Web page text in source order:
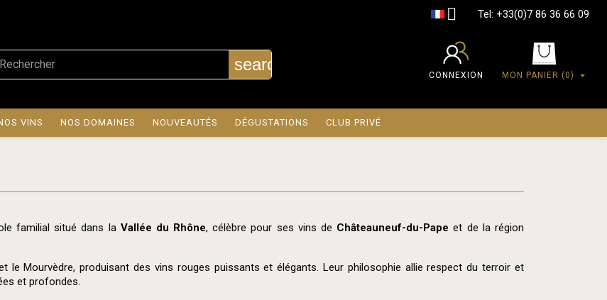
 Tel: +33(0)7 86 36 66 09
search
MON PANIER (0)
CONNEXION
VINS NOS DOMAINES NOUVEAUTÉS DÉGUSTATIONS CLUB PRIVÉ
familial situé dans la Vallée du Rhône, célèbre pour ses vins de Châteauneuf-du-Pape et de la région
le Mourvèdre, produisant des vins rouges puissants et élégants. Leur philosophie allie respect du terroir et
et profondes.